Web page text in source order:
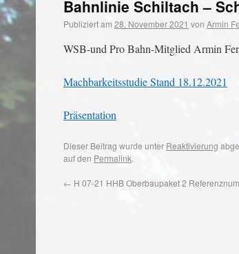
Bahnlinie Schiltach –
Publiziert am 28. November 2021 von Armin
WSB-und Pro Bahn-Mitglied Armin
Machbarkeitsstudie Stand 18.12.2021
Präsentation
Dieser Beitrag wurde unter Reaktivierung
auf den Permalink.
← H 07-21 HHB Oberbaupaket 2